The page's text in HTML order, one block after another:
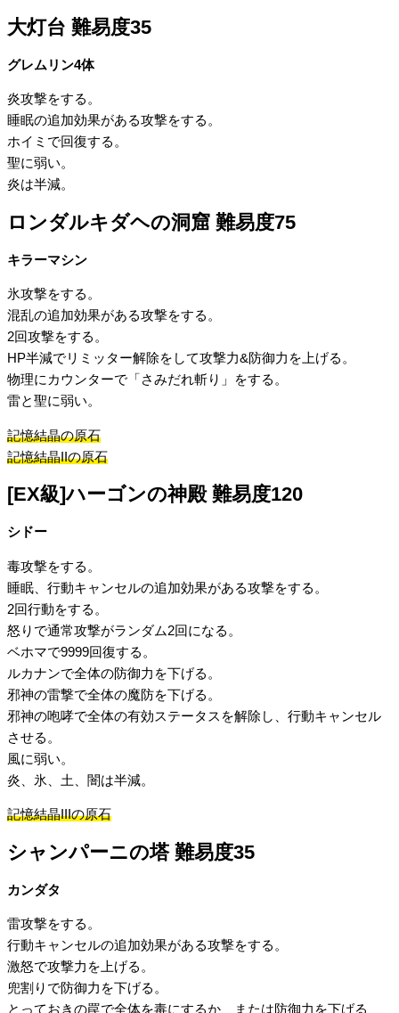
大灯台 難易度35
グレムリン4体
炎攻撃をする。
睡眠の追加効果がある攻撃をする。
ホイミで回復する。
聖に弱い。
炎は半減。
ロンダルキダヘの洞窟 難易度75
キラーマシン
氷攻撃をする。
混乱の追加効果がある攻撃をする。
2回攻撃をする。
HP半減でリミッター解除をして攻撃力&防御力を上げる。
物理にカウンターで「さみだれ斬り」をする。
雷と聖に弱い。
記憶結晶の原石
記憶結晶IIの原石
[EX級]ハーゴンの神殿 難易度120
シドー
毒攻撃をする。
睡眠、行動キャンセルの追加効果がある攻撃をする。
2回行動をする。
怒りで通常攻撃がランダム2回になる。
ベホマで9999回復する。
ルカナンで全体の防御力を下げる。
邪神の雷撃で全体の魔防を下げる。
邪神の咆哮で全体の有効ステータスを解除し、行動キャンセル
させる。
風に弱い。
炎、氷、土、闇は半減。
記憶結晶IIIの原石
シャンパーニの塔 難易度35
カンダタ
雷攻撃をする。
行動キャンセルの追加効果がある攻撃をする。
激怒で攻撃力を上げる。
兜割りで防御力を下げる。
とっておきの罠で全体を毒にするか、または防御力を下げる